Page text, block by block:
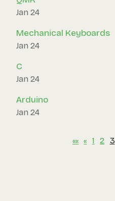
Jan 24
Mechanical Keyboards
Jan 24
C
Jan 24
Arduino
Jan 24
«« « 1 2 3